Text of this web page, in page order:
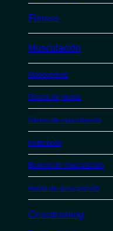
Fitness
Musculación
Mancuernas
Discos de pesas
Barras de musculación
Kettlebells
Bancos de musculación
Packs de musculación
Crosstraining